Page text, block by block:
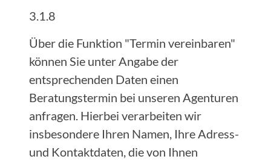
3.1.8
Über die Funktion "Termin vereinbaren"
können Sie unter Angabe der
entsprechenden Daten einen
Beratungstermin bei unseren Agenturen
anfragen. Hierbei verarbeiten wir
insbesondere Ihren Namen, Ihre Adress-
und Kontaktdaten, die von Ihnen